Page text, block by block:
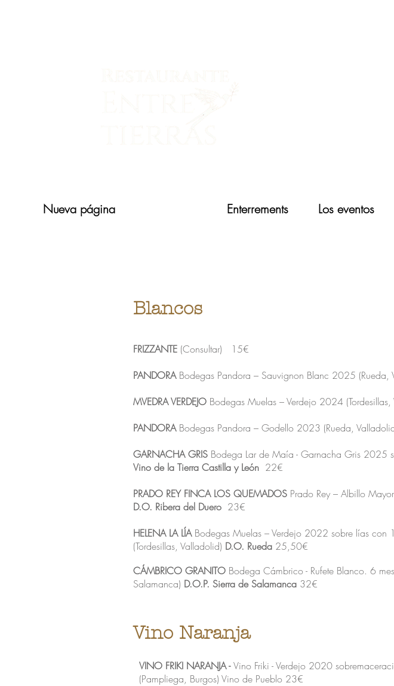
Nueva página Enterrements Los eventos
Blancos
FRIZZANTE (Consultar) 15€
PANDORABodegas Pandora – Sauvignon Blanc 2025 (Rueda,
MVEDRA VERDEJO Bodegas Muelas – Verdejo 2024 (Tordesillas,
PANDORABodegas Pandora – Godello 2023 (Rueda,
GARNACHA GRIS Bodega Lar de Maía - Garnacha Gris 2025
Vino de la Tierra Castilla y León 22€
PRADO REY FINCA LOS QUEMADOS Prado Rey – Albillo
D.O. Ribera del Duero 23€
HELENA LA LÍABodegas Muelas – Verdejo 2022 sobre lías con
(Tordesillas, Valladolid) D.O. Rueda 25,50€
CÁMBRICO GRANITO Bodega Cámbrico - Rufete Blanco. 6
Salamanca) D.O.P. Sierra de Salamanca 32€
Vino Naranja
VINO FRIKI NARANJA -Vino Friki - Verdejo 2020
(Pampliega, Burgos) Vino de Pueblo 23€